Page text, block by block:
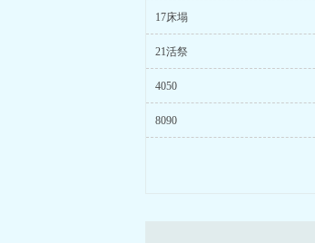
17床塌
21活祭
4050
8090